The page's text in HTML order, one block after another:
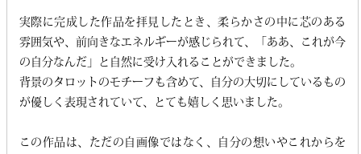
実際に完成した作品を拝見したとき、柔らかさの中に芯のある
雰囲気や、前向きなエネルギーが感じられて、「ああ、これが今
の自分なんだ」と自然に受け入れることができました。
背景のタロットのモチーフも含めて、自分の大切にしているもの
が優しく表現されていて、とても嬉しく思いました。
この作品は、ただの自画像ではなく、自分の想いやこれからを